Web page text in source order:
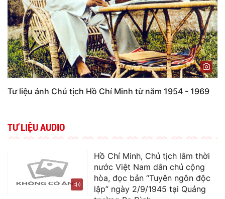
Tư liệu ảnh Chủ tịch Hồ Chí Minh từ năm 1954 - 1969
TƯ LIỆU AUDIO
Hồ Chí Minh, Chủ tịch lâm thời
nước Việt Nam dân chủ cộng
hòa, đọc bản “Tuyên ngôn độc
lập” ngày 2/9/1945 tại Quảng